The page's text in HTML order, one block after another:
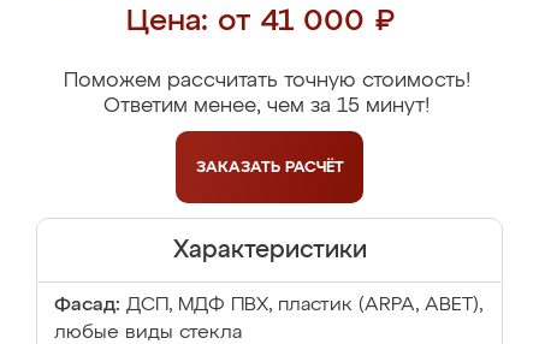
Цена: от 41 000 ₽
Поможем рассчитать точную стоимость!
Ответим менее, чем за 15 минут!
ЗАКАЗАТЬ РАСЧЁТ
Характеристики
Фасад: ДСП, МДФ ПВХ, пластик (ARPA, ABET),
любые виды стекла